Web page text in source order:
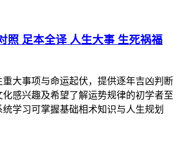
照 足本全译 人生大事 生死祸福
大事项与命运起伏，提供逐年吉凶判断
感兴趣及希望了解运势规律的初学者至
学习可掌握基础相术知识与人生规划